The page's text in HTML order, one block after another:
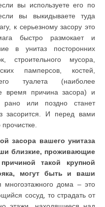
вы используете его по
вы выкидываете туда
к серьезному засору это
быстро размокает и
в унитаз посторонних
строительного мусора,
памперсов, костей,
туалета (наиболее
время причина засора) и
рано или поздно станет
засорится. И перед вами
засора вашего унитаза
близкие, проживающие
такой крупной
могут быть и ваши
многоэтажного дома – это
сосуд, то страдать от